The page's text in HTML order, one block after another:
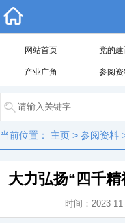
网站首页 党的
产业广角 参阅
当前位置： 主页 > 参阅资料
大力弘扬“四千
时间：2023-